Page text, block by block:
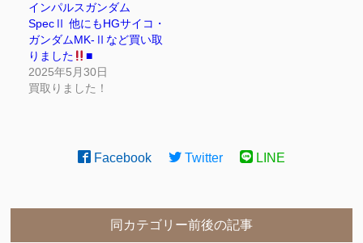
インパルスガンダム
SpecⅡ 他にもHGサイコ・
ガンダムMK-Ⅱなど買い取
りました
■
2025年5月30日
買取りました！
Facebook Twitter LINE
同カテゴリー前後の記事